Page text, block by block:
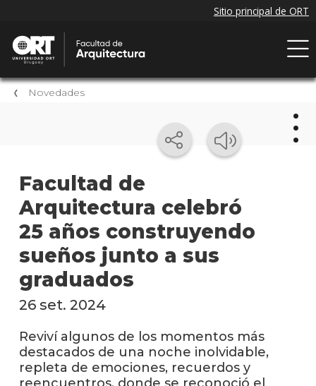
Novedades
Facultad de
Arquitectura celebró
25 años construyendo
sueños junto a sus
graduados
26 set. 2024
Reviví algunos de los momentos más
destacados de una noche inolvidable,
repleta de emociones, recuerdos y